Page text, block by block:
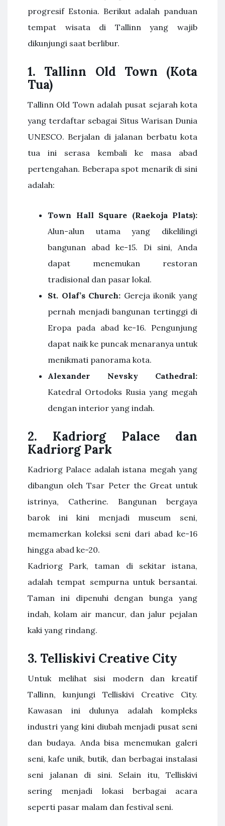
progresif Estonia. Berikut adalah panduan
tempat wisata di Tallinn yang wajib
dikunjungi saat berlibur.
1. Tallinn Old Town (Kota
Tua)
Tallinn Old Town adalah pusat sejarah kota
yang terdaftar sebagai Situs Warisan Dunia
UNESCO. Berjalan di jalanan berbatu kota
tua ini serasa kembali ke masa abad
pertengahan. Beberapa spot menarik di sini
adalah:
Town Hall Square (Raekoja Plats):
Alun-alun utama yang dikelilingi
bangunan abad ke-15. Di sini, Anda
dapat menemukan restoran
tradisional dan pasar lokal.
St. Olaf’s Church: Gereja ikonik yang
pernah menjadi bangunan tertinggi di
Eropa pada abad ke-16. Pengunjung
dapat naik ke puncak menaranya untuk
menikmati panorama kota.
Alexander Nevsky Cathedral:
Katedral Ortodoks Rusia yang megah
dengan interior yang indah.
2. Kadriorg Palace dan
Kadriorg Park
Kadriorg Palace adalah istana megah yang
dibangun oleh Tsar Peter the Great untuk
istrinya, Catherine. Bangunan bergaya
barok ini kini menjadi museum seni,
memamerkan koleksi seni dari abad ke-16
hingga abad ke-20.
Kadriorg Park, taman di sekitar istana,
adalah tempat sempurna untuk bersantai.
Taman ini dipenuhi dengan bunga yang
indah, kolam air mancur, dan jalur pejalan
kaki yang rindang.
3. Telliskivi Creative City
Untuk melihat sisi modern dan kreatif
Tallinn, kunjungi Telliskivi Creative City.
Kawasan ini dulunya adalah kompleks
industri yang kini diubah menjadi pusat seni
dan budaya. Anda bisa menemukan galeri
seni, kafe unik, butik, dan berbagai instalasi
seni jalanan di sini. Selain itu, Telliskivi
sering menjadi lokasi berbagai acara
seperti pasar malam dan festival seni.